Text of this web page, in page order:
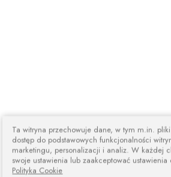
Ta witryna przechowuje dane, w tym m.in.
dostęp do podstawowych funkcjonalności
marketingu, personalizacji i analiz. W każdej
swoje ustawienia lub zaakceptować ustawienia
Polityka Cookie